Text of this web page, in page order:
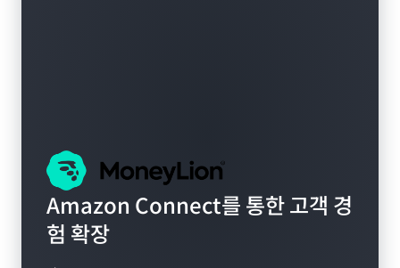
Amazon Connect를 통한 고객 경
험 확장